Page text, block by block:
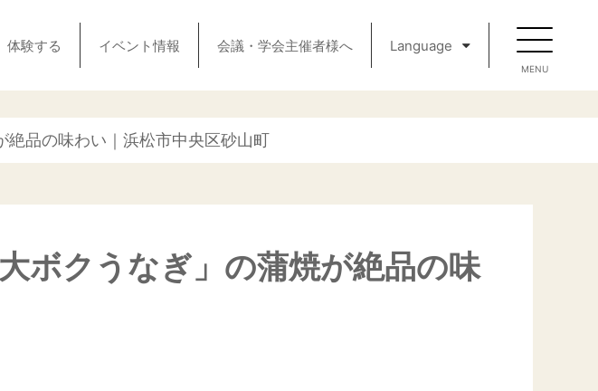
体験する イベント情報 会議・学会主催者様へ Language
品の味わい｜浜松市中央区砂山町
ボクうなぎ」の蒲焼が絶品の味